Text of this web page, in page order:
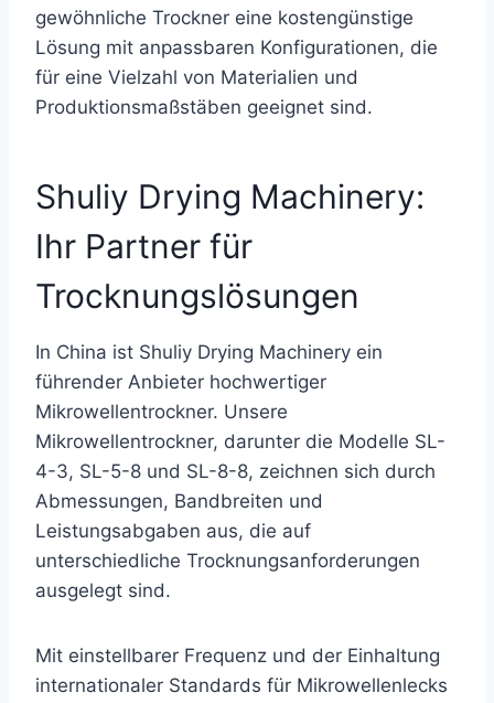
gewöhnliche Trockner eine kostengünstige
Lösung mit anpassbaren Konfigurationen, die
für eine Vielzahl von Materialien und
Produktionsmaßstäben geeignet sind.
Shuliy Drying Machinery:
Ihr Partner für
Trocknungslösungen
In China ist Shuliy Drying Machinery ein
führender Anbieter hochwertiger
Mikrowellentrockner. Unsere
Mikrowellentrockner, darunter die Modelle SL-
4-3, SL-5-8 und SL-8-8, zeichnen sich durch
Abmessungen, Bandbreiten und
Leistungsabgaben aus, die auf
unterschiedliche Trocknungsanforderungen
ausgelegt sind.
Mit einstellbarer Frequenz und der Einhaltung
internationaler Standards für Mikrowellenlecks